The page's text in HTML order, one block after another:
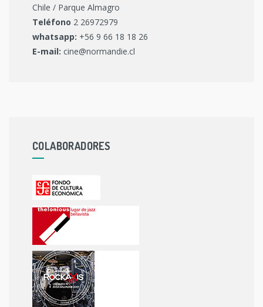
Chile / Parque Almagro
Teléfono 2 26972979
whatsapp: +56 9 66 18 18 26
E-mail: cine@normandie.cl
COLABORADORES